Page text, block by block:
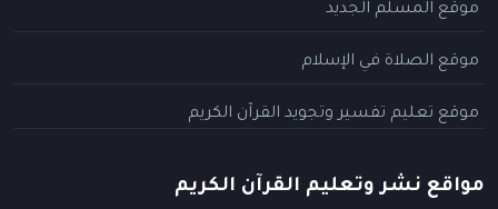
موقع المسلم الجديد
موقع الصلاة في الإسلام
موقع تعليم تفسير وتجويد القرآن الكريم
مواقع نشر وتعليم القرآن الكريم